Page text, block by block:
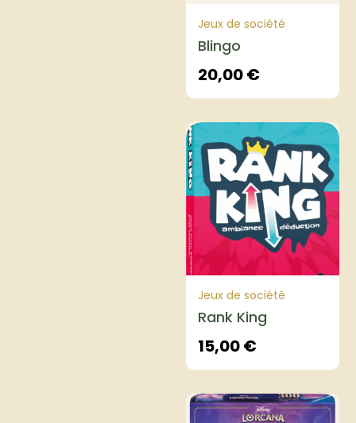
Jeux de société
Blingo
20,00€
Jeux de société
Rank King
15,00€